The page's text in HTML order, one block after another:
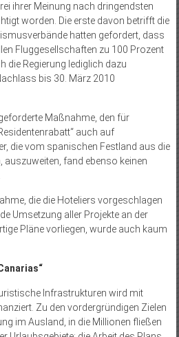
ihrer Meinung nach dringendsten
worden. Die erste davon betrifft die
hatten gefordert, dass
Fluggesellschaften zu 100 Prozent
die Regierung lediglich dazu
bis 30. März 2010
Maßnahme, den für
auch auf
die vom spanischen Festland aus die
auszuweiten, fand ebenso keinen
die die Hoteliers vorgeschlagen
Umsetzung aller Projekte an der
Pläne vorliegen, wurde auch kaum
Infrastrukturen wird mit
Zu den vordergründigen Zielen
im Ausland, in die Millionen fließen